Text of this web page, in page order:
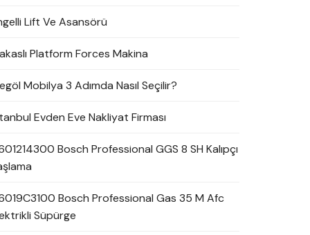
Lift Ve Asansörü
Platform Forces Makina
Mobilya 3 Adımda Nasıl Seçilir?
Evden Eve Nakliyat Firması
Bosch Professional GGS 8 SH Kalıpçı
Bosch Professional Gas 35 M Afc
Süpürge